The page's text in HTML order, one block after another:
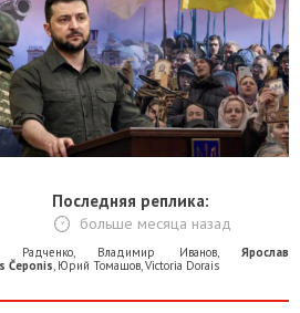
Последняя реплика:
больше месяца назад
Радченко, Владимир Иванов, Ярослав
Čeponis, Юрий Томашов,Victoria Dorais